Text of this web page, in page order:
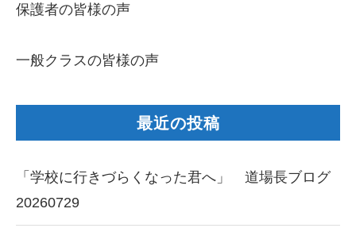
保護者の皆様の声
一般クラスの皆様の声
最近の投稿
「学校に行きづらくなった君へ」 道場長ブログ
20260729